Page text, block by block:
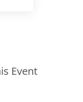
Event